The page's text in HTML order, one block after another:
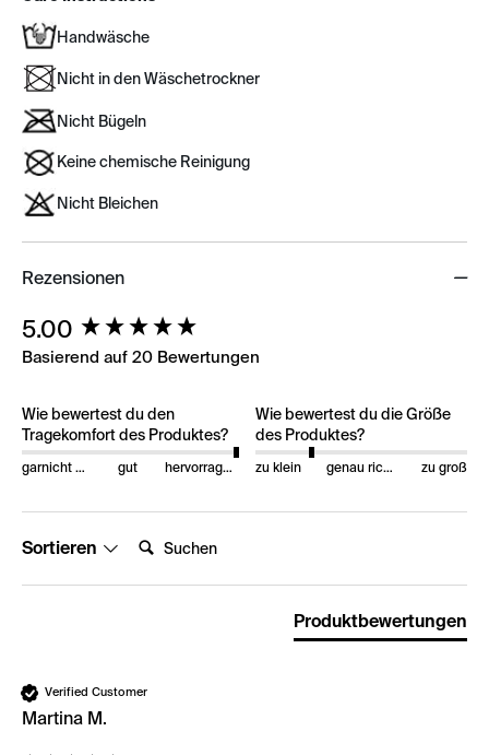
Handwäsche
Nicht in den Wäschetrockner
Nicht Bügeln
Keine chemische Reinigung
Nicht Bleichen
Rezensionen
5.00
Basierend auf 20 Bewertungen
Wie bewertest du den
Tragekomfort des Produktes?
garnicht gut gut hervorragend
Wie bewertest du die Größe
des Produktes?
zu klein genau richtig zu groß
Sortieren
Produktbewertungen
Verified Customer
Martina M.
New content loaded